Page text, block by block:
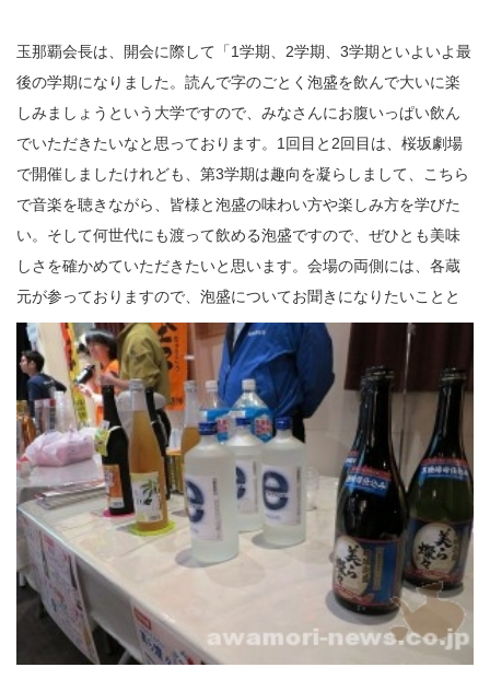
玉那覇会長は、開会に際して「1学期、2学期、3学期といよいよ最
後の学期になりました。読んで字のごとく泡盛を飲んで大いに楽
しみましょうという大学ですので、みなさんにお腹いっぱい飲ん
でいただきたいなと思っております。1回目と2回目は、桜坂劇場
で開催しましたけれども、第3学期は趣向を凝らしまして、こちら
で音楽を聴きながら、皆様と泡盛の味わい方や楽しみ方を学びた
い。そして何世代にも渡って飲める泡盛ですので、ぜひとも美味
しさを確かめていただきたいと思います。会場の両側には、各蔵
元が参っておりますので、 泡盛についてお聞きになりたいことと